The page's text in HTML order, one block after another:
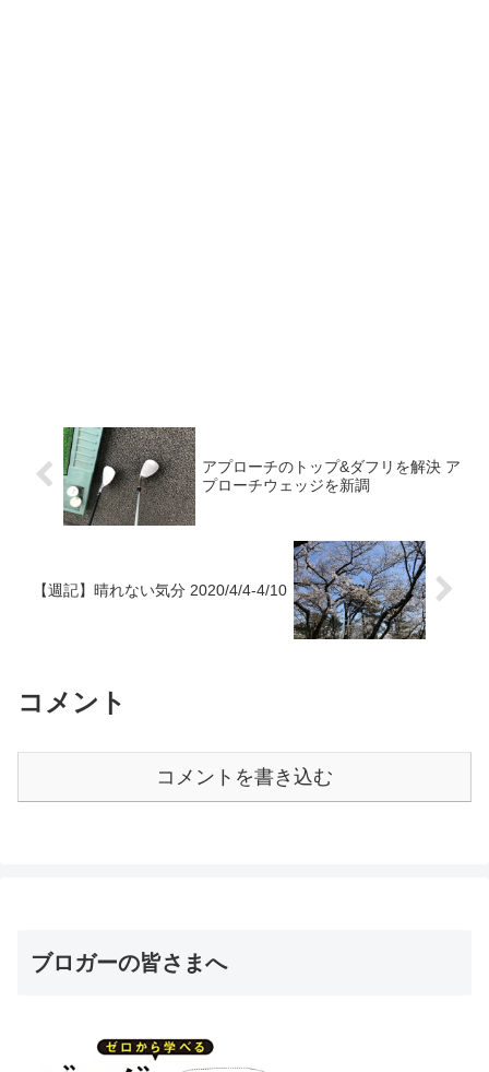
アプローチのトップ&ダフリを解決 ア
プローチウェッジを新調
【週記】晴れない気分 2020/4/4-4/10
コメント
コメントを書き込む
ブロガーの皆さまへ